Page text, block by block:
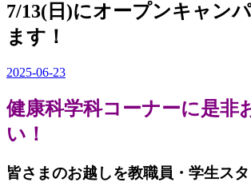
7/13(日)にオープンキャン
ます！
2025-06-23
健康科学科コーナーに是非
い！
皆さまのお越しを教職員・学生ス